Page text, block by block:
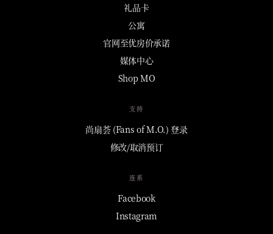
礼品卡
公寓
官网至优房价承诺
媒体中心
Shop MO
支持
尚扇荟 (Fans of M.O.) 登录
修改/取消预订
连系
Facebook
Instagram